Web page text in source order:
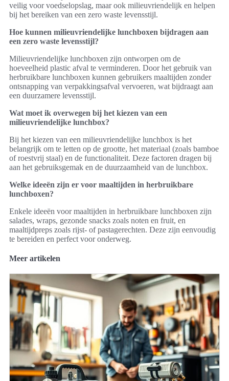
veilig voor voedselopslag, maar ook milieuvriendelijk en helpen
bij het bereiken van een zero waste levensstijl.
Hoe kunnen milieuvriendelijke lunchboxen bijdragen aan
een zero waste levensstijl?
Milieuvriendelijke lunchboxen zijn ontworpen om de
hoeveelheid plastic afval te verminderen. Door het gebruik van
herbruikbare lunchboxen kunnen gebruikers maaltijden zonder
ontsnapping van verpakkingsafval vervoeren, wat bijdraagt aan
een duurzamere levensstijl.
Wat moet ik overwegen bij het kiezen van een
milieuvriendelijke lunchbox?
Bij het kiezen van een milieuvriendelijke lunchbox is het
belangrijk om te letten op de grootte, het materiaal (zoals bamboe
of roestvrij staal) en de functionaliteit. Deze factoren dragen bij
aan het gebruiksgemak en de duurzaamheid van de lunchbox.
Welke ideeën zijn er voor maaltijden in herbruikbare
lunchboxen?
Enkele ideeën voor maaltijden in herbruikbare lunchboxen zijn
salades, wraps, gezonde snacks zoals noten en fruit, en
maaltijdpreps zoals rijst- of pastagerechten. Deze zijn eenvoudig
te bereiden en perfect voor onderweg.
Meer artikelen